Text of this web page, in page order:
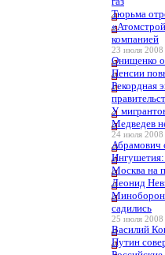
Тюрьма
компанией
23 июля 2008
Онищенко
Пенсии
Рекордная
У
Медведев
24 июля 2008
Абрамович
Ингушетия:
Москва на
Леонид
садились
25 июля 2008
Василий
Путин